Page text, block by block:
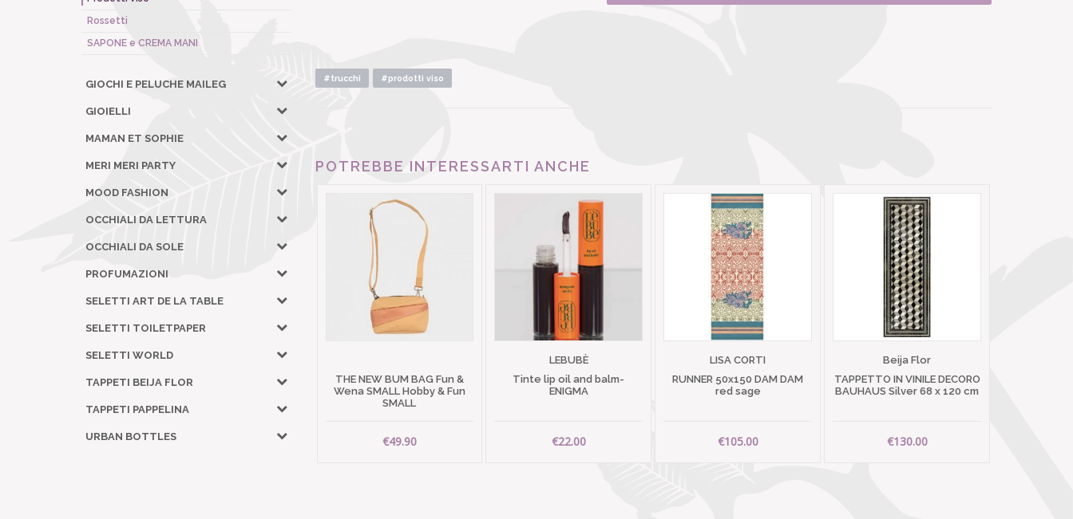
Rossetti
SAPONE e CREMA MANI
GIOCHI E PELUCHE MAILEG
GIOIELLI
MAMAN ET SOPHIE
MERI MERI PARTY
MOOD FASHION
OCCHIALI DA LETTURA
OCCHIALI DA SOLE
PROFUMAZIONI
SELETTI ART DE LA TABLE
SELETTI TOILETPAPER
SELETTI WORLD
TAPPETI BEIJA FLOR
TAPPETI PAPPELINA
URBAN BOTTLES
#trucchi #prodotti viso
POTREBBE INTERESSARTI ANCHE
THE NEW BUM BAG Fun &
Wena SMALL Hobby & Fun
SMALL
€49.90
LEBUBÈ
Tinte lip oil and balm-
ENIGMA
€22.00
LISA CORTI
RUNNER 50x150 DAM DAM
red sage
€105.00
Beija Flor
TAPPETTO IN VINILE DECORO
BAUHAUS Silver 68 x 120 cm
€130.00